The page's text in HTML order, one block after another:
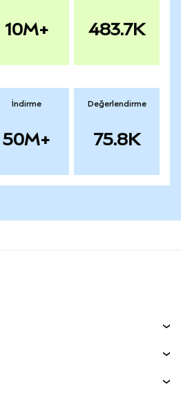
10M+ 483.7K
İndirme
50M+
Değerlendirme
75.8K